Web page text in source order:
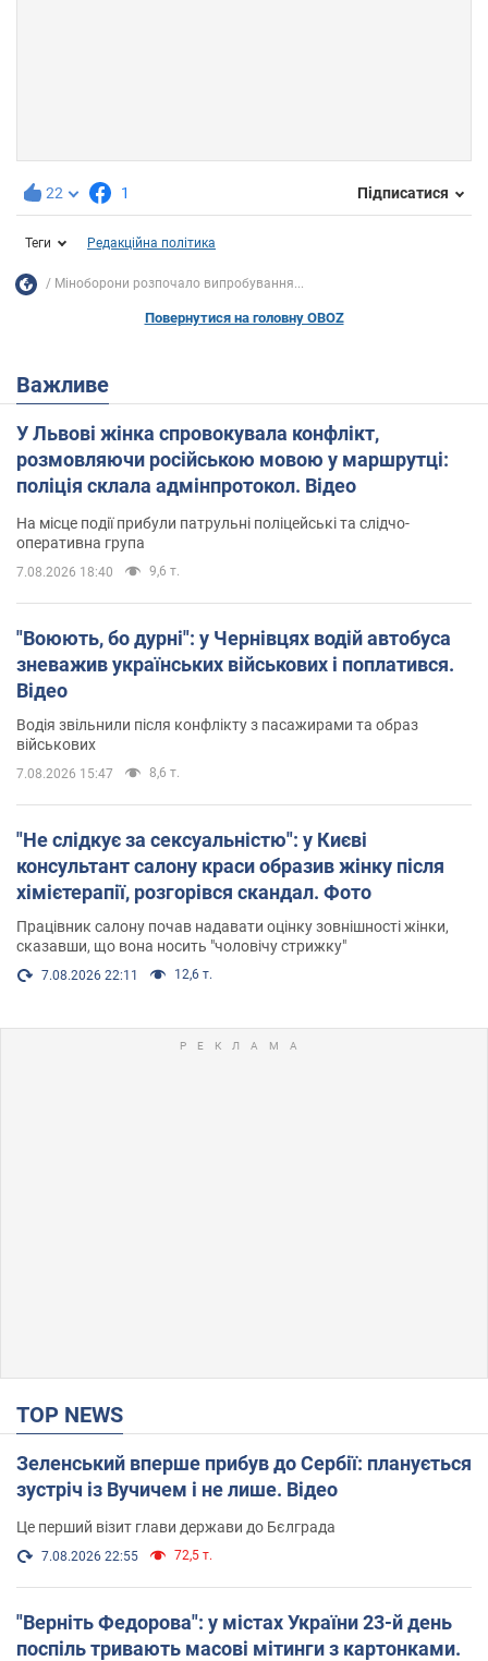
22 1 Підписатися
Теги Редакційна політика
Міноборони розпочало випробування...
Повернутися на головну OBOZ
Важливе
У Львові жінка спровокувала конфлікт,
розмовляючи російською мовою у маршрутці:
поліція склала адмінпротокол. Відео
На місце події прибули патрульні поліцейські та слідчо-
оперативна група
7.08.2026 18:40 9,6 т.
"Воюють, бо дурні": у Чернівцях водій автобуса
зневажив українських військових і поплатився.
Відео
Водія звільнили після конфлікту з пасажирами та образ
військових
7.08.2026 15:47 8,6 т.
"Не слідкує за сексуальністю": у Києві
консультант салону краси образив жінку після
хімієтерапії, розгорівся скандал. Фото
Працівник салону почав надавати оцінку зовнішності жінки,
сказавши, що вона носить "чоловічу стрижку"
7.08.2026 22:11 12,6 т.
TOP NEWS
Зеленський вперше прибув до Сербії: планується
зустріч із Вучичем і не лише. Відео
Це перший візит глави держави до Бєлграда
7.08.2026 22:55 72,5 т.
"Верніть Федорова": у містах України 23-й день
поспіль тривають масові мітинги з картонками.